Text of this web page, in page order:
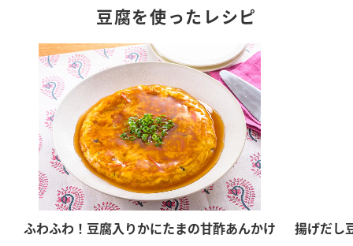
豆腐を使ったレシピ
ふわふわ！豆腐入りかにたまの甘酢あんかけ 揚げだし